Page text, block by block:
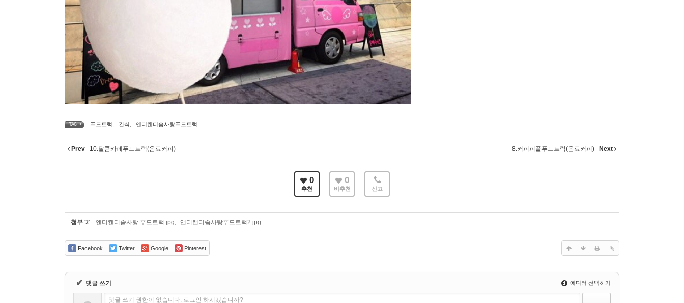
TAG • 푸드트럭 간식 앤디캔디솜사탕푸드트럭
Prev 10.달콤카페푸드트럭(음료커피) 8.커피피플푸드트럭(음료커피) Next
0
추천
0
비추천 신고
첨부 '2' 앤디캔디솜사탕 푸드트럭.jpg, 앤디캔디솜사탕푸드트럭2.jpg
Facebook Twitter Google Pinterest
✔ 댓글 쓰기 에디터 선택하기
댓글 쓰기 권한이 없습니다. 로그인 하시겠습니까?